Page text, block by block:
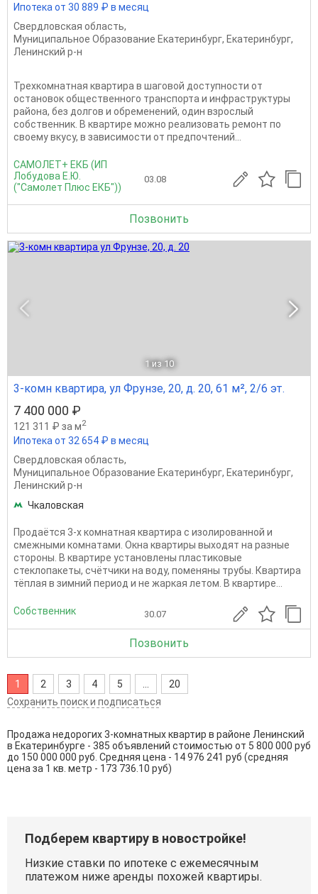
Ипотека от 30 889 ₽ в месяц
Свердловская область,
Муниципальное Образование Екатеринбург, Екатеринбург,
Ленинский р-н
Трехкомнатная квартира в шаговой доступности от
остановок общественного транспорта и инфраструктуры
района, без долгов и обременений, один взрослый
собственник. В квартире можно реализовать ремонт по
своему вкусу, в зависимости от предпочтений...
САМОЛЕТ+ ЕКБ (ИП
Лобудова Е.Ю.
("Самолет Плюс ЕКБ"))
03.08
Позвонить
1 из 10
3-комн квартира, ул Фрунзе, 20, д. 20, 61 м², 2/6 эт.
7 400 000 ₽
121 311 ₽ за м2
Ипотека от 32 654 ₽ в месяц
Свердловская область,
Муниципальное Образование Екатеринбург, Екатеринбург,
Ленинский р-н
Чкаловская
Продаётся 3-х комнатная квартира с изолированной и
смежными комнатами. Окна квартиры выходят на разные
стороны. В квартире установлены пластиковые
стеклопакеты, счётчики на воду, поменяны трубы. Квартира
тёплая в зимний период и не жаркая летом. В квартире...
Собственник 30.07
Позвонить
1 2 3 4 5
20
Сохранить поиск и подписаться
Продажа недорогих 3-комнатных квартир в районе Ленинский
в Екатеринбурге - 385 объявлений стоимостью от 5 800 000 руб
до 150 000 000 руб. Средняя цена - 14 976 241 руб (средняя
цена за 1 кв. метр - 173 736.10 руб)
Подберем квартиру в новостройке!
Низкие ставки по ипотеке с ежемесячным
платежом ниже аренды похожей квартиры.